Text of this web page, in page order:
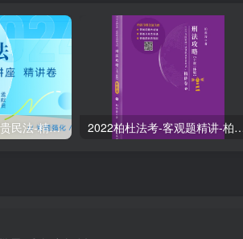
2024众合法考-孟献贵民法-精讲卷.pdf 2022柏杜法考-客观题精讲